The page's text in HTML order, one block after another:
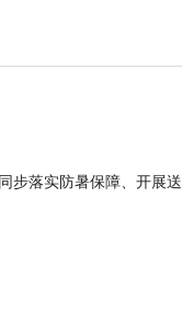
步落实防暑保障、开展